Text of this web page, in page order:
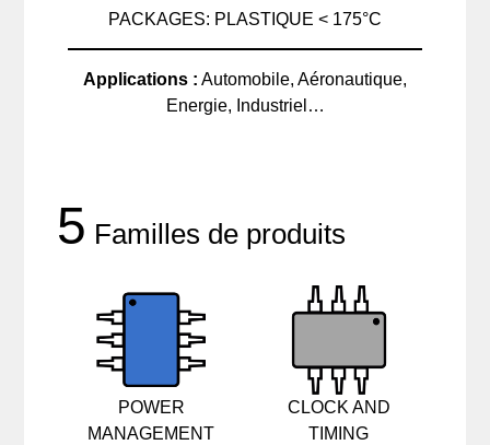
PACKAGES: PLASTIQUE < 175°C
Applications : Automobile, Aéronautique,
Energie, Industriel…
5 Familles de produits
POWER
MANAGEMENT
CLOCK AND
TIMING